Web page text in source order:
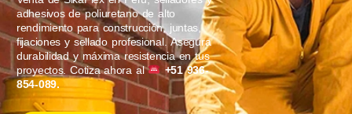
adhesivos de poliuretano de alto
rendimiento para construcción, juntas,
fijacionesy sellado profesional. Asegura
durabilidad y máxima resistencia en tus
proyectos. Cotiza ahora al
+51 936-
854-089.